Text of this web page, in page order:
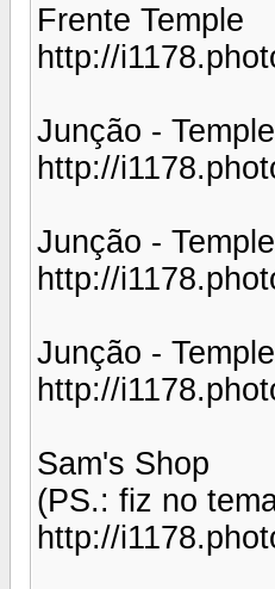
Frente Temple
http://
Junção -
http://
Junção -
http://
Junção -
http://
Sam's Shop
(PS.: fiz no
http://